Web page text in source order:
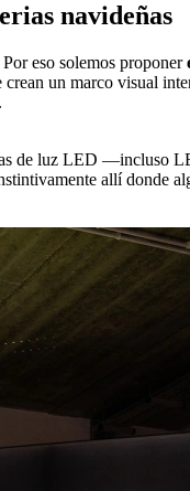
navideñas
eso solemos proponer
un marco visual
de luz LED —incluso
allí donde